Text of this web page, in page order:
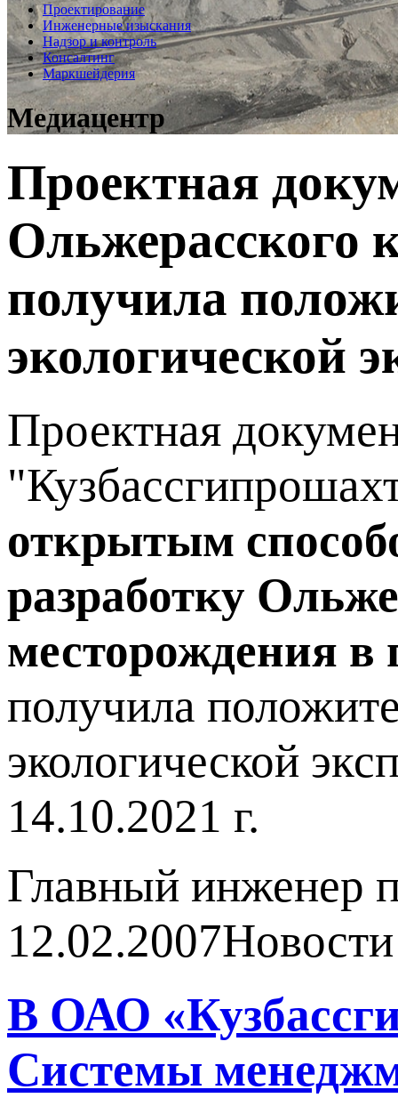
Проектирование
Инженерные изыскания
Надзор и контроль
Консалтинг
Маркшейдерия
Медиацентр
Проектная
Ольжерасского
получила
экологической
Проектная
открытым
разработку
месторождения
получила
экологической
14.10.2021 г.
Главный инженер
12.02.2007
В ОАО
Системы